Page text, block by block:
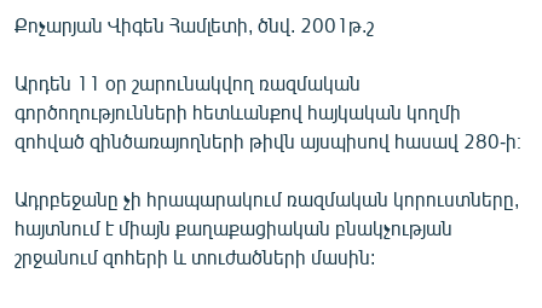
Քոչարյան Վիգեն Համլետի, ծնվ. 2001թ.շ
Արդեն 11 օր շարունակվող ռազմական
գործողությունների հետևանքով հայկական կողմի
զոհված զինծառայողների թիվն այսպիսով հասավ 280-ի։
Ադրբեջանը չի հրապարակում ռազմական կորուստները,
հայտնում է միայն քաղաքացիական բնակչության
շրջանում զոհերի և տուժածների մասին: